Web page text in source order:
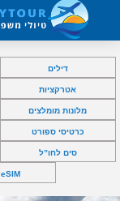
דילים
אטרקציות
מלונות מומלצים
כרטיסי ספורט
סים לחו”ל
eSIM לחו”ל